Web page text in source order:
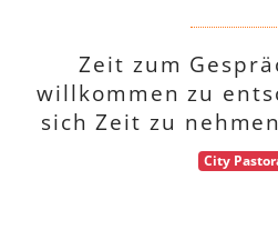
Zeit zum
willkommen zu
sich Zeit zu
City